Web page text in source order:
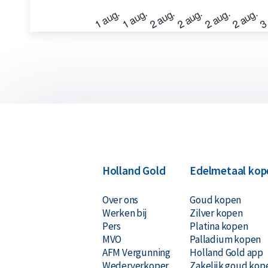
Holland Gold
Over ons
Werken bij
Pers
MVO
AFM Vergunning
Wederverkoper
Edelmetaal
Goud kopen
Zilver kopen
Platina kopen
Palladium kopen
Holland Gold app
Zakelijk goud